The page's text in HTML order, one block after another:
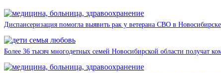
Диспансеризация помогла выявить рак у ветерана СВО в Новосибирске
Более 36 тысяч многодетных семей Новосибирской области получат